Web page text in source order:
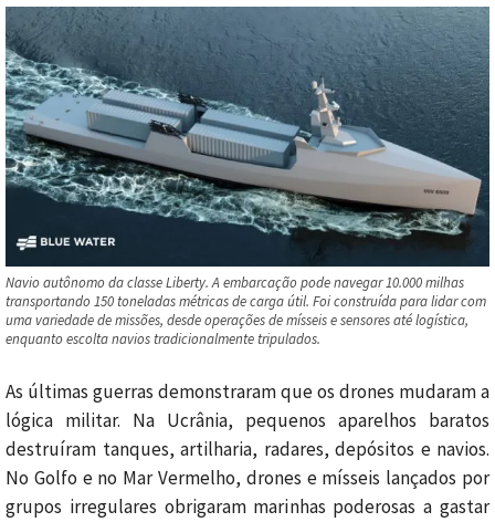
Navio autônomo da classe Liberty. A embarcação pode navegar 10.000 milhas
transportando 150 toneladas métricas de carga útil. Foi construída para lidar com
uma variedade de missões, desde operações de mísseis e sensores até logística,
enquanto escolta navios tradicionalmente tripulados.
As últimas guerras demonstraram que os drones mudaram a
lógica militar. Na Ucrânia, pequenos aparelhos baratos
destruíram tanques, artilharia, radares, depósitos e navios.
No Golfo e no Mar Vermelho, drones e mísseis lançados por
grupos irregulares obrigaram marinhas poderosas a gastar